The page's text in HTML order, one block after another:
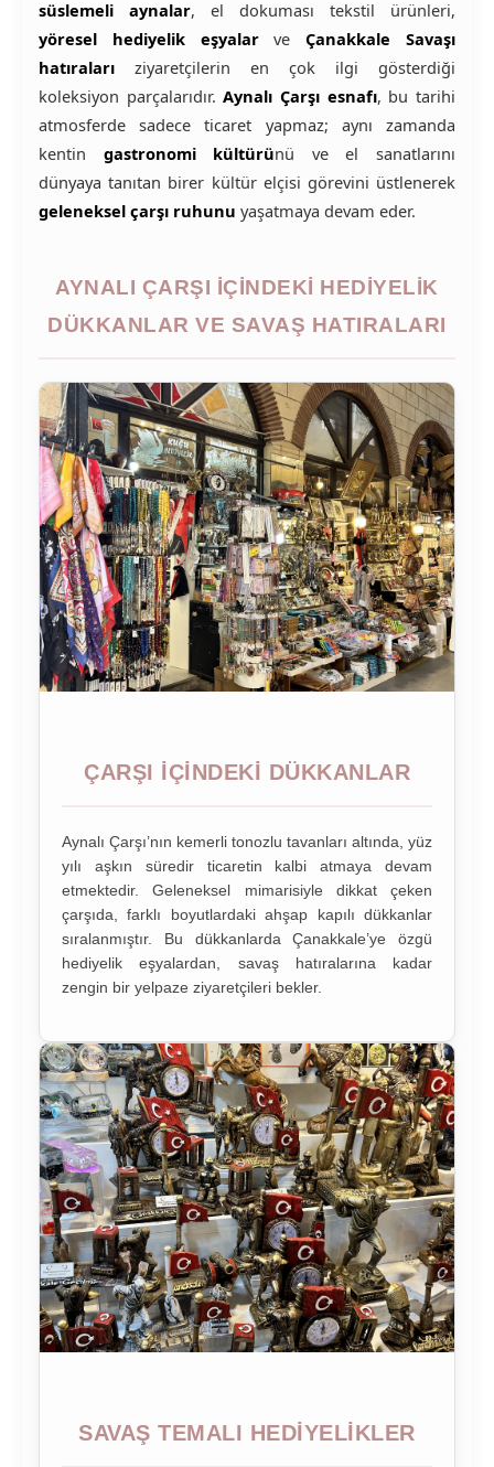
süslemeli aynalar, el dokuması tekstil ürünleri,
yöresel hediyelik eşyalarveÇanakkale Savaşı
hatıraları ziyaretçilerin en çok ilgi gösterdiği
koleksiyon parçalarıdır.Aynalı Çarşı esnafı, bu tarihi
atmosferde sadece ticaret yapmaz; aynı zamanda
kentin gastronomi kültürünü ve el sanatlarını
dünyaya tanıtan birer kültür elçisi görevini üstlenerek
geleneksel çarşı ruhunu yaşatmaya devam eder.
AYNALI ÇARŞI İÇİNDEKİ HEDİYELİK
DÜKKANLAR VE SAVAŞ HATIRALARI
ÇARŞI İÇINDEKI DÜKKANLAR
Aynalı Çarşı’nın kemerli tonozlu tavanları altında, yüz
yılı aşkın süredir ticaretin kalbi atmaya devam
etmektedir. Geleneksel mimarisiyle dikkat çeken
çarşıda, farklı boyutlardaki ahşap kapılı dükkanlar
sıralanmıştır. Bu dükkanlarda Çanakkale’ye özgü
hediyelik eşyalardan, savaş hatıralarına kadar
zengin bir yelpaze ziyaretçileri bekler.
SAVAŞ TEMALI HEDIYELIKLER